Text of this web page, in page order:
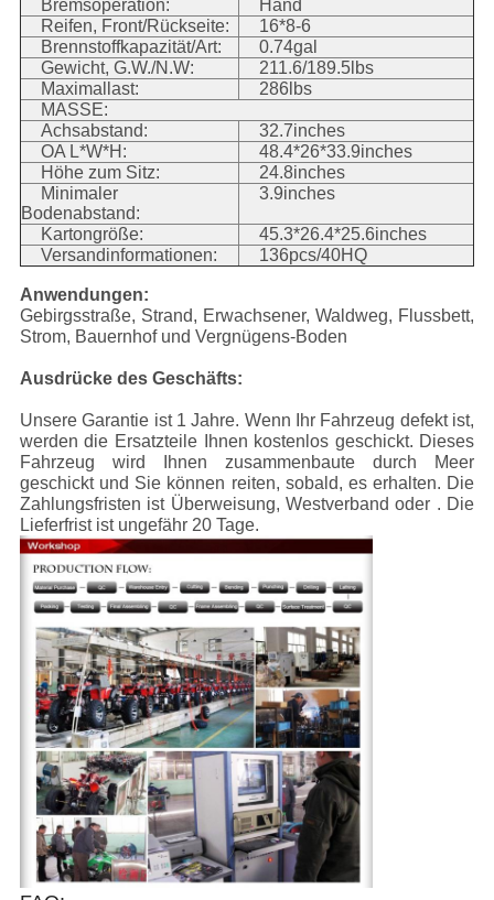
Bremsoperation:
Hand
Reifen, Front/Rückseite:
16*8-6
Brennstoffkapazität/Art:
0.74gal
Gewicht, G.W./N.W:
211.6/189.5lbs
Maximallast:
286lbs
MASSE:
Achsabstand:
32.7inches
OA L*W*H:
48.4*26*33.9inches
Höhe zum Sitz:
24.8inches
Minimaler
Bodenabstand:
3.9inches
Kartongröße:
45.3*26.4*25.6inches
Versandinformationen:
136pcs/40HQ
Anwendungen:
Gebirgsstraße, Strand, Erwachsener, Waldweg, Flussbett,
Strom, Bauernhof und Vergnügens-Boden
Ausdrücke des Geschäfts:
Unsere Garantie ist 1 Jahre. Wenn Ihr Fahrzeug defekt ist,
werden die Ersatzteile Ihnen kostenlos geschickt. Dieses
Fahrzeug wird Ihnen zusammenbaute durch Meer
geschickt und Sie können reiten, sobald, es erhalten. Die
Zahlungsfristen ist Überweisung, Westverband oder . Die
Lieferfrist ist ungefähr 20 Tage.